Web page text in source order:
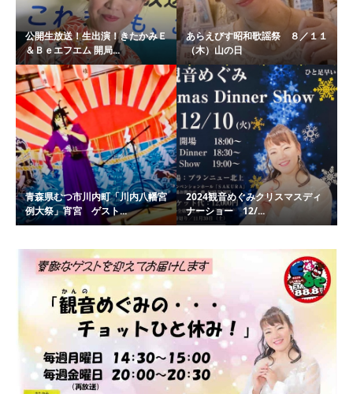
公開生放送！生出演！きたかみＥ
＆Ｂｅエフエム 開局...
あらえびす昭和歌謡祭 ８／１１
（木）山の日
青森県むつ市川内町「川内八幡宮
例大祭」宵宮 ゲスト...
2024観音めぐみクリスマスディ
ナーショー 12/...